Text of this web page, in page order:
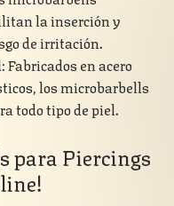
la inserción y
de irritación.
: Fabricados en acero
los microbarbells
todo tipo de piel.
para Piercings